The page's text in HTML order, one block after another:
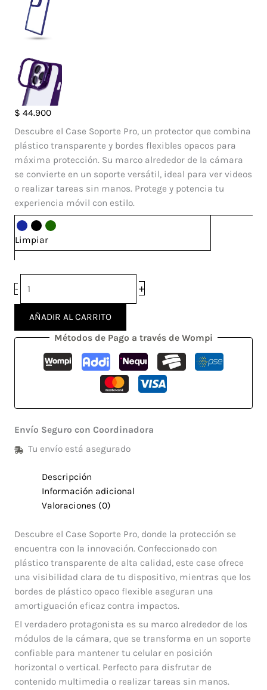
$ 44.900
Descubre el Case Soporte Pro, un protector que combina
plástico transparente y bordes flexibles opacos para
máxima protección. Su marco alrededor de la cámara
se convierte en un soporte versátil, ideal para ver videos
o realizar tareas sin manos. Protege y potencia tu
experiencia móvil con estilo.
Limpiar
-
Case
Soporte
pro
Samsung
Galaxy
Ultra
cantidad
+
AÑADIR AL CARRITO
Métodos de Pago a través de Wompi
Envío Seguro con Coordinadora
Tu envío está asegurado
Descripción
Información adicional
Valoraciones (0)
Descubre el Case Soporte Pro, donde la protección se
encuentra con la innovación. Confeccionado con
plástico transparente de alta calidad, este case ofrece
una visibilidad clara de tu dispositivo, mientras que los
bordes de plástico opaco flexible aseguran una
amortiguación eficaz contra impactos.
El verdadero protagonista es su marco alrededor de los
módulos de la cámara, que se transforma en un soporte
confiable para mantener tu celular en posición
horizontal o vertical. Perfecto para disfrutar de
contenido multimedia o realizar tareas sin manos.